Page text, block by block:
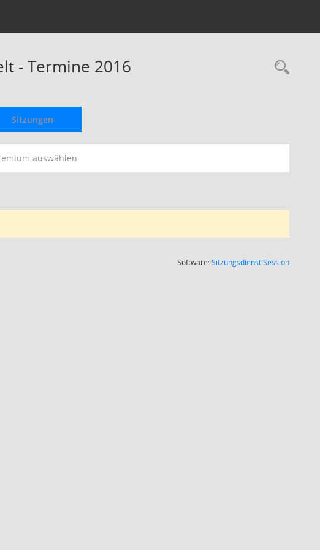
- Termine 2016
Sitzungen
auswählen
Software:SitzungsdienstSession(Wird in